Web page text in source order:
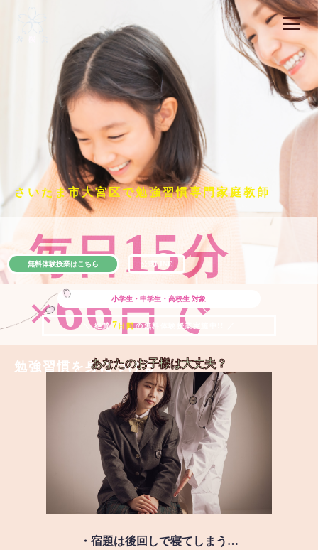
さいたま市大宮区で勉強習慣専門家庭教師
毎日15分
×66日で
勉強習慣を身につける
小学生・中学生・高校生 対象
＼ 絶賛 7 日間の無料体験授業実施中!! ／
無料体験授業はこちら 公式LINE
あなたのお子様は大丈夫？
・宿題は後回しで寝てしまう…